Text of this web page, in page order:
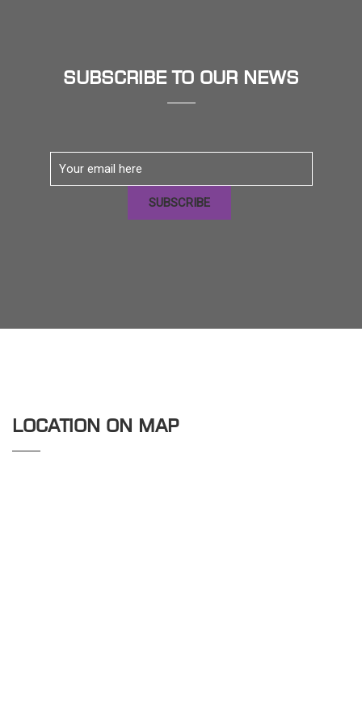
SUBSCRIBE TO OUR NEWS
LOCATION ON MAP